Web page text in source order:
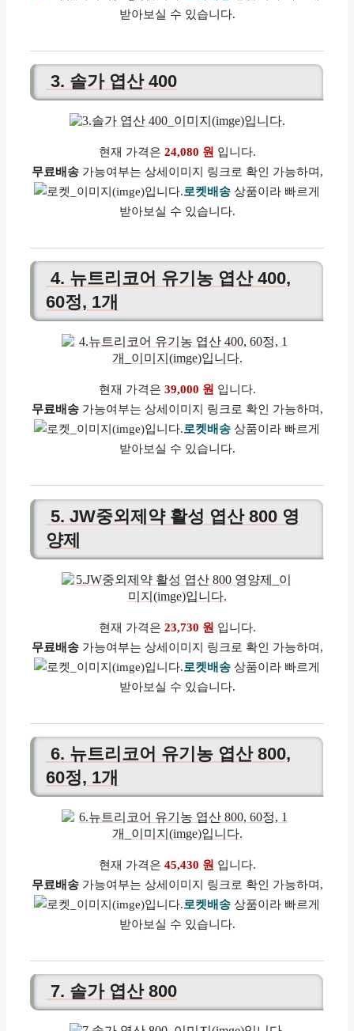
받아보실 수 있습니다.
3. 솔가 엽산 400
현재 가격은 24,080 원 입니다.
무료배송가능여부는 상세이미지 링크로 확인 가능하며,
로켓배송 상품이라 빠르게
받아보실 수 있습니다.
4. 뉴트리코어 유기농 엽산 400,
60정, 1개
현재 가격은 39,000 원 입니다.
무료배송가능여부는 상세이미지 링크로 확인 가능하며,
로켓배송 상품이라 빠르게
받아보실 수 있습니다.
5. JW중외제약 활성 엽산 800 영
양제
현재 가격은 23,730 원 입니다.
무료배송가능여부는 상세이미지 링크로 확인 가능하며,
로켓배송 상품이라 빠르게
받아보실 수 있습니다.
6. 뉴트리코어 유기농 엽산 800,
60정, 1개
현재 가격은 45,430 원 입니다.
무료배송가능여부는 상세이미지 링크로 확인 가능하며,
로켓배송 상품이라 빠르게
받아보실 수 있습니다.
7. 솔가 엽산 800